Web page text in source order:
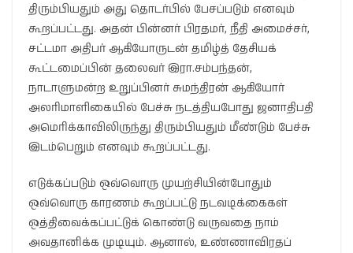
திரும்பியதும் அது தொடர்பில் பேசப்படும் எனவும்
கூறப்பட்டது. அதன் பின்னர் பிரதமர், நீதி அமைச்சர்,
சட்டமா அதிபர் ஆகியோருடன் தமிழ்த் தேசியக்
கூட்டமைப்பின் தலைவர் இரா.சம்பந்தன்,
நாடாளுமன்ற உறுப்பினர் சுமந்திரன் ஆகியோர்
அலரிமாளிகையில் பேச்சு நடத்தியபோது ஜனாதிபதி
அமெரிக்காவிலிருந்து திரும்பியதும் மீண்டும் பேச்சு
இடம்பெறும் எனவும் கூறப்பட்டது.
எடுக்கப்படும் ஒவ்வொரு முயற்சியின்போதும்
ஒவ்வொரு காரணம் கூறப்பட்டு நடவடிக்கைகள்
ஒத்திவைக்கப்பட்டுக் கொண்டு வருவதை நாம்
அவதானிக்க முடியும். ஆனால், உண்ணாவிரதப்